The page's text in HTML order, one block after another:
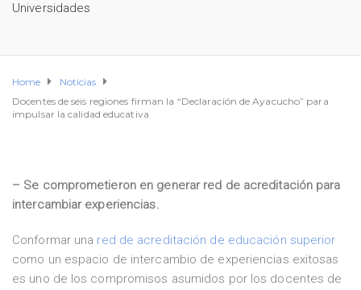
Universidades
Home
Noticias
Docentes de seis regiones firman la “Declaración de Ayacucho” para
impulsar la calidad educativa
– Se comprometieron en generar red de acreditación para
intercambiar experiencias.
Conformar una red de acreditación de educación superior
como un espacio de intercambio de experiencias exitosas
es uno de los compromisos asumidos por los docentes de